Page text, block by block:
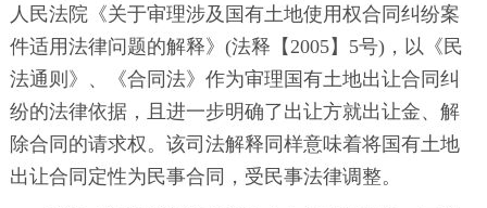
人民法院《关于审理涉及国有土地使用权合同纠纷案
件适用法律问题的解释》(法释【2005】5号)，以《民
法通则》、《合同法》作为审理国有土地出让合同纠
纷的法律依据，且进一步明确了出让方就出让金、解
除合同的请求权。该司法解释同样意味着将国有土地
出让合同定性为民事合同，受民事法律调整。